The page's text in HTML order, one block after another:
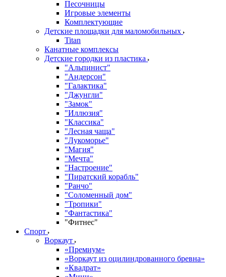
Песочницы
Игровые элементы
Комплектующие
Детские площадки для маломобильных
Titan
Канатные комплексы
Детские городки из пластика
"Альпинист"
"Андерсон"
"Галактика"
"Джунгли"
"Замок"
"Иллюзия"
"Классика"
"Лесная чаща"
"Лукоморье"
"Магия"
"Мечта"
"Настроение"
"Пиратский корабль"
"Ранчо"
"Соломенный дом"
"Тропики"
"Фантастика"
"Фитнес"
Спорт
Воркаут
«Премиум»
«Воркаут из оцилиндрованного бревна»
«Квадрат»